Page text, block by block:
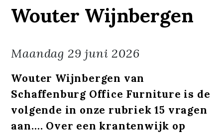
Wouter Wijnbergen
Maandag 29 juni 2026
Wouter Wijnbergen van
Schaffenburg Office Furniture is de
volgende in onze rubriek 15 vragen
aan…. Over een krantenwijk op